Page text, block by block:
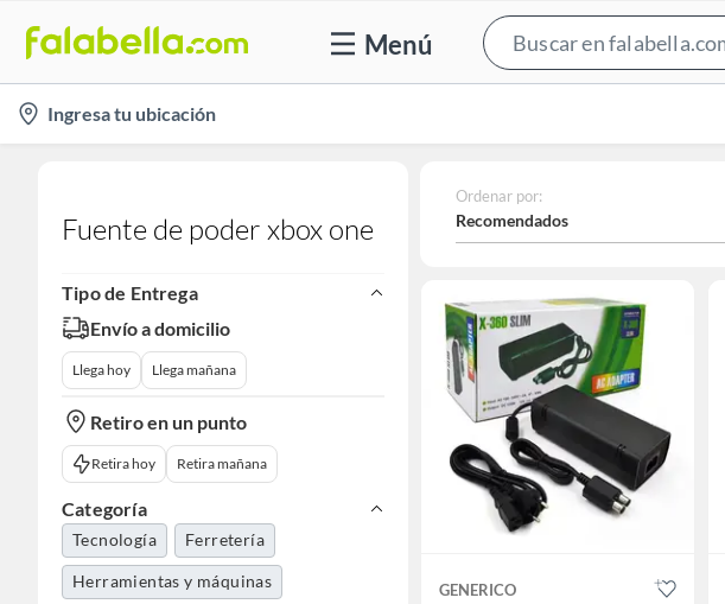
Menú
location-
icon
Ingresa tu ubicación
Fuente de poder xbox one
Tipo de Entrega
Envío a domicilio
Llega hoy Llega mañana
Retiro en un punto
Retira hoy Retira mañana
Categoría
Tecnología Ferretería
Herramientas y máquinas
Ordenar por:
Recomendados
GENERICO